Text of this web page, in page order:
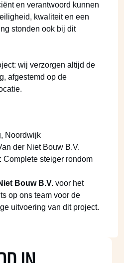
en verantwoord kunnen
kwaliteit en een
stonden ook bij dit
wij verzorgen altijd de
afgestemd op de
Noordwijk
der Niet Bouw B.V.
Complete steiger rondom
Bouw B.V. voor het
op ons team voor de
uitvoering van dit project.